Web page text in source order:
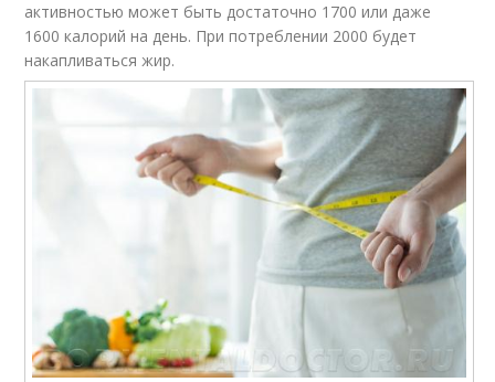
активностью может быть достаточно 1700 или даже
1600 калорий на день. При потреблении 2000 будет
накапливаться жир.